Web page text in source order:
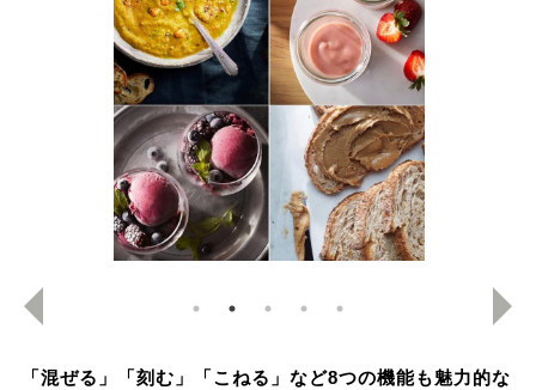
「混ぜる」「刻む」「こねる」など8つの機能も魅力的な